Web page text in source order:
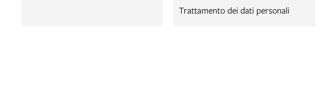
Trattamento dei dati personali